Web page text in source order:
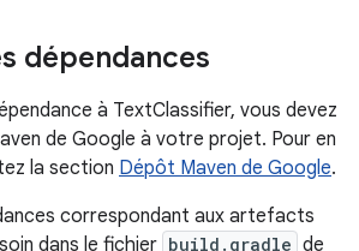
dépendances
à TextClassifier, vous devez
de Google à votre projet. Pour en
la section Dépôt Maven de Google.
correspondant aux artefacts
dans le fichier build.gradle de